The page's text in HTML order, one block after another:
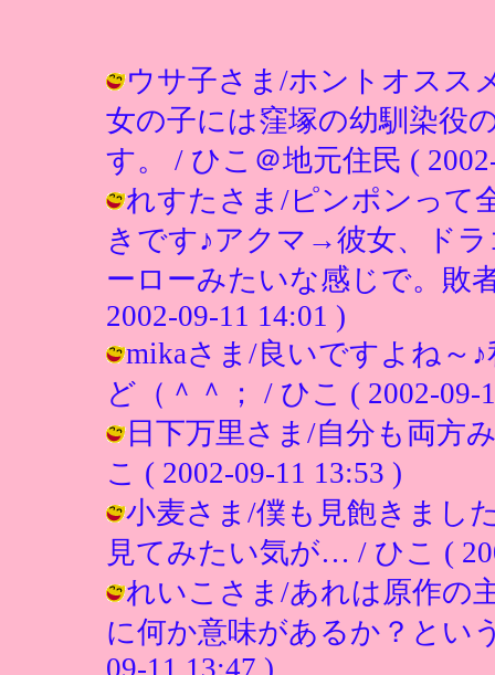
ウサ子さま/ホントオスス
女の子には窪塚の幼馴染役
す。 / ひこ＠地元住民 (
れすたさま/ピンポンって
きです♪アクマ→彼女、ド
ーローみたいな感じで。敗
2002-09-11 14:01 )
mikaさま/良いですよね～
ど（＾＾； / ひこ ( 2002-09-
日下万里さま/自分も両方
こ ( 2002-09-11 13:53 )
小麦さま/僕も見飽きまし
見てみたい気が… / ひこ (
れいこさま/あれは原作の
に何か意味があるか？とい
09-11 13:47 )